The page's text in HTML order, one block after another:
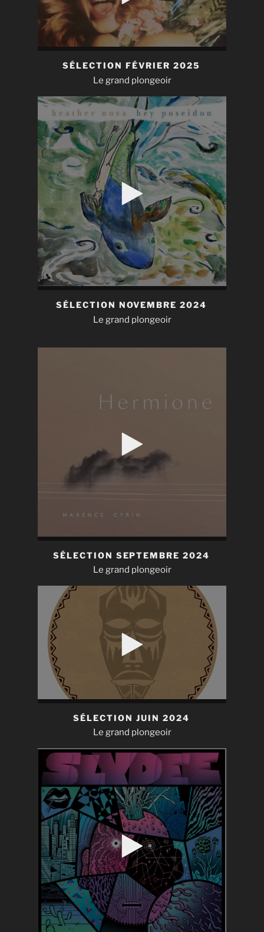
SÉLECTION FÉVRIER 2025
Le grand plongeoir
SÉLECTION NOVEMBRE 2024
Le grand plongeoir
SÉLECTION SEPTEMBRE 2024
Le grand plongeoir
SÉLECTION JUIN 2024
Le grand plongeoir